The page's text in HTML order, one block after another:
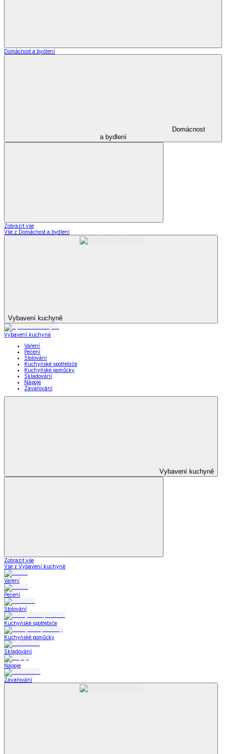
Domácnost a bydlení
Domácnost
a bydlení
Zobrazit vše
Vše z Domácnost a bydlení
Vybavení kuchyně
Vybavení kuchyně
Vaření
Pečení
Stolování
Kuchyňské spotřebiče
Kuchyňské pomůcky
Skladování
Nápoje
Zavařování
Vybavení kuchyně
Zobrazit vše
Vše z Vybavení kuchyně
Vaření
Pečení
Stolování
Kuchyňské spotřebiče
Kuchyňské pomůcky
Skladování
Nápoje
Zavařování